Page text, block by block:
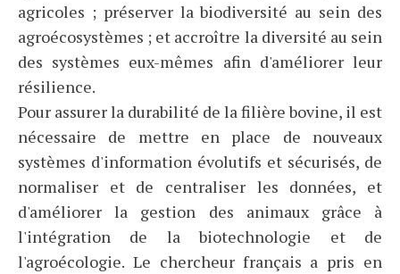
agricoles ; préserver la biodiversité au sein des
agroécosystèmes ; et accroître la diversité au sein
des systèmes eux-mêmes afin d'améliorer leur
résilience.
Pour assurer la durabilité de la filière bovine, il est
nécessaire de mettre en place de nouveaux
systèmes d'information évolutifs et sécurisés, de
normaliser et de centraliser les données, et
d'améliorer la gestion des animaux grâce à
l'intégration de la biotechnologie et de
l'agroécologie. Le chercheur français a pris en